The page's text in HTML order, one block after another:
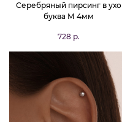
Серебряный пирсинг в ухо
буква М 4мм
728 р.